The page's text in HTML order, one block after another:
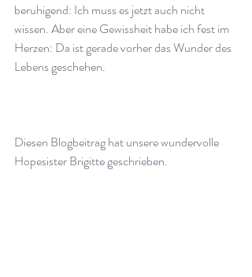
beruhigend: Ich muss es jetzt auch nicht
wissen. Aber eine Gewissheit habe ich fest im
Herzen: Da ist gerade vorher das Wunder des
Lebens geschehen.
Diesen Blogbeitrag hat unsere wundervolle
Hopesister Brigitte geschrieben.